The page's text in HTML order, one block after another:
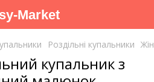
Market
Роздільні купальники
купальник з